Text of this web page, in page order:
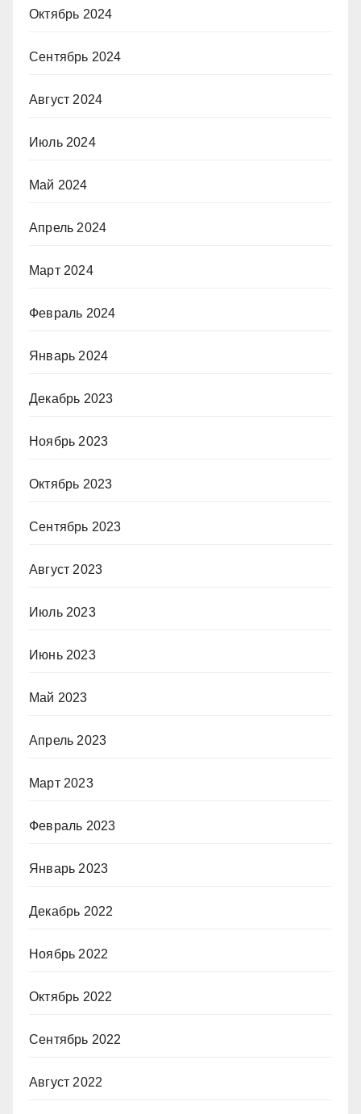
Октябрь 2024
Сентябрь 2024
Август 2024
Июль 2024
Май 2024
Апрель 2024
Март 2024
Февраль 2024
Январь 2024
Декабрь 2023
Ноябрь 2023
Октябрь 2023
Сентябрь 2023
Август 2023
Июль 2023
Июнь 2023
Май 2023
Апрель 2023
Март 2023
Февраль 2023
Январь 2023
Декабрь 2022
Ноябрь 2022
Октябрь 2022
Сентябрь 2022
Август 2022